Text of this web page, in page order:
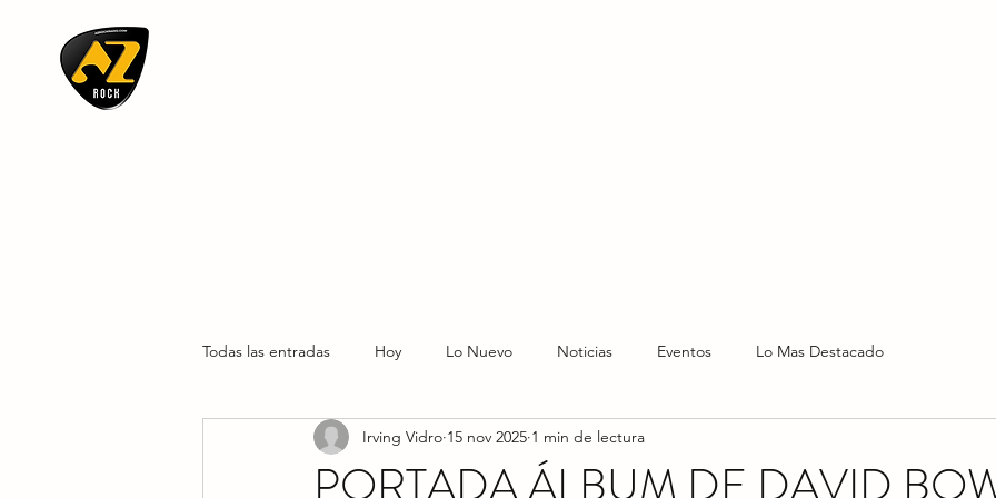
Todas las entradas Hoy Lo Nuevo Noticias Eventos Lo Mas Destacado
PORTADA ÁLBUM DE DAVID
Irving Vidro 15 nov 2025 1 min de lectura